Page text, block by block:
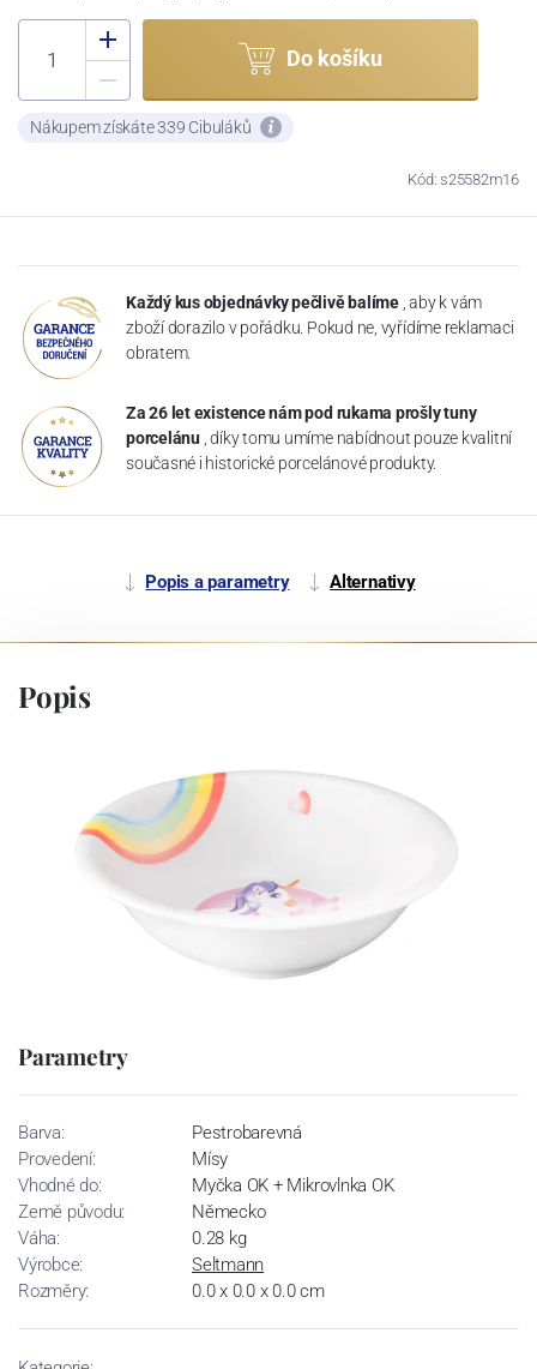
Do košíku
Nákupem získáte 339 Cibuláků
Kód: s25582m16
Každý kus objednávky pečlivě balíme , aby k vám
zboží dorazilo v pořádku. Pokud ne, vyřídíme reklamaci
obratem.
Za 26 let existence nám pod rukama prošly tuny
porcelánu , díky tomu umíme nabídnout pouze kvalitní
současné i historické porcelánové produkty.
Popis a parametry Alternativy
Popis
Parametry
Barva:
Pestrobarevná
Provedení:
Mísy
Vhodné do:
Myčka OK + Mikrovlnka OK
Země původu:
Německo
Váha:
0.28 kg
Výrobce:
Seltmann
Rozměry:
0.0 x 0.0 x 0.0 cm